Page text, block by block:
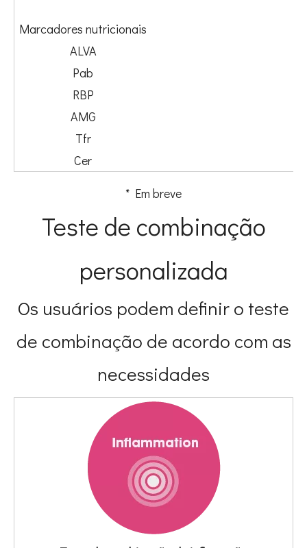
Marcadores nutricionais
ALVA
Pab
RBP
AMG
Tfr
Cer
* Em breve
Teste de combinação
personalizada
Os usuários podem definir o teste
de combinação de acordo com as
necessidades